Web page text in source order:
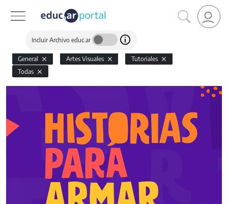
Incluir Archivo educ.ar
General Artes Visuales
Tutoriales
Todas